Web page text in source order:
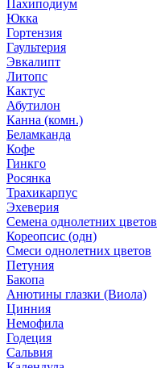
Пахиподиум
Юкка
Гортензия
Гаультерия
Эвкалипт
Литопс
Кактус
Абутилон
Канна (комн.)
Беламканда
Кофе
Гинкго
Росянка
Трахикарпус
Эхеверия
Семена однолетних цветов
Кореопсис (одн)
Смеси однолетних цветов
Петуния
Бакопа
Анютины глазки (Виола)
Цинния
Немофила
Годеция
Сальвия